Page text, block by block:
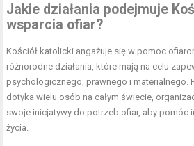
Jakie działania podejmuje
wsparcia ofiar?
Kościół katolicki angażuje się w pomoc
różnorodne działania, które mają na celu
psychologicznego, prawnego i materialnego.
dotyka wielu osób na całym świecie,
swoje inicjatywy do potrzeb ofiar, aby pomóc
życia.